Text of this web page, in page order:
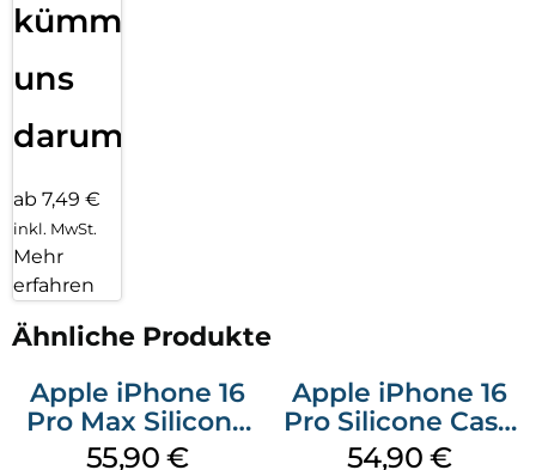
kümmern
uns
darum!
ab 7,49 €
inkl. MwSt.
Mehr
erfahren
Ähnliche Produkte
Apple iPhone 16
Pro Max Silicone
Case MagSafe
55,90 €
Apple iPhone 16
Pro Silicone Case
MagSafe Black
54,90 €